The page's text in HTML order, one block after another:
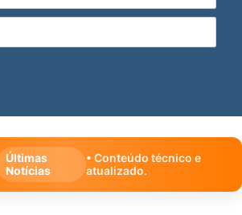
Últimas
Notícias
• Conteúdo técnico e
atualizado.